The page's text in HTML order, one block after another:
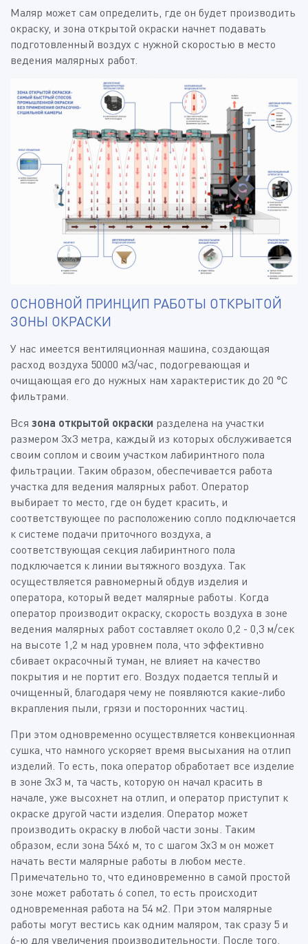
Маляр может сам определить, где он будет производить
окраску, и зона открытой окраски начнет подавать
подготовленный воздух с нужной скоростью в место
ведения малярных работ.
ОСНОВНОЙ ПРИНЦИП РАБОТЫ ОТКРЫТОЙ
ЗОНЫ ОКРАСКИ
У нас имеется вентиляционная машина, создающая
расход воздуха 50000 м3/час, подогревающая и
очищающая его до нужных нам характеристик до 20 °С
фильтрами.
Вся зона открытой окраски разделена на участки
размером 3х3 метра, каждый из которых обслуживается
своим соплом и своим участком лабиринтного пола
фильтрации. Таким образом, обеспечивается работа
участка для ведения малярных работ. Оператор
выбирает то место, где он будет красить, и
соответствующее по расположению сопло подключается
к системе подачи приточного воздуха, а
соответствующая секция лабиринтного пола
подключается к линии вытяжного воздуха. Так
осуществляется равномерный обдув изделия и
оператора, который ведет малярные работы. Когда
оператор производит окраску, скорость воздуха в зоне
ведения малярных работ составляет около 0,2 - 0,3 м/сек
на высоте 1,2 м над уровнем пола, что эффективно
сбивает окрасочный туман, не влияет на качество
покрытия и не портит его. Воздух подается теплый и
очищенный, благодаря чему не появляются какие-либо
вкрапления пыли, грязи и посторонних частиц.
При этом одновременно осуществляется конвекционная
сушка, что намного ускоряет время высыхания на отлип
изделий. То есть, пока оператор обработает все изделие
в зоне 3х3 м, та часть, которую он начал красить в
начале, уже высохнет на отлип, и оператор приступит к
окраске другой части изделия. Оператор может
производить окраску в любой части зоны. Таким
образом, если зона 54х6 м, то с шагом 3х3 м он может
начать вести малярные работы в любом месте.
Примечательно то, что единовременно в самой простой
зоне может работать 6 сопел, то есть происходит
одновременная работа на 54 м2. При этом малярные
работы могут вестись как одним маляром, так сразу 5 и
6-ю для увеличения производительности. После того,